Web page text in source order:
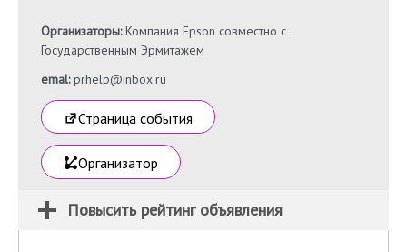
Организаторы:Компания Epson совместно с
Государственным Эрмитажем
emal:prhelp@inbox.ru
Страница события
Организатор
Повысить рейтинг объявления